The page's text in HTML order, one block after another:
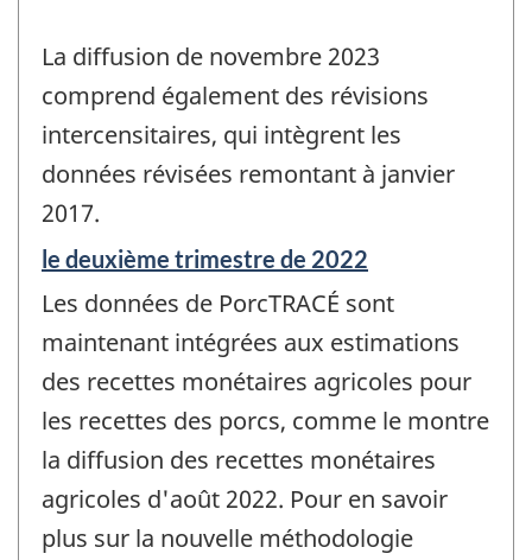
La diffusion de novembre 2023
comprend également des révisions
intercensitaires, qui intègrent les
données révisées remontant à janvier
2017.
Période
référence
de
-
le deuxième trimestre de 2022
Les données de PorcTRACÉ sont
maintenant intégrées aux estimations
des recettes monétaires agricoles pour
les recettes des porcs, comme le montre
la diffusion des recettes monétaires
agricoles d'août 2022. Pour en savoir
plus sur la nouvelle méthodologie